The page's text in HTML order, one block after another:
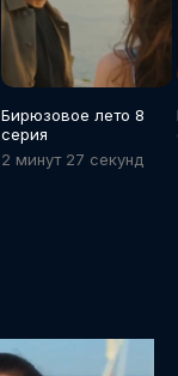
Бирюзовое лето 8
серия
2 минут 27 cекунд